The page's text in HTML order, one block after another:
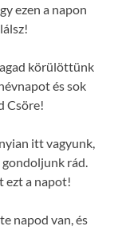
ezen a napon
körülöttünk
és sok
Csöre!
itt vagyunk,
rád.
ezt a napot!
napod van, és